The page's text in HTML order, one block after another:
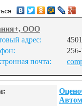
ООО
адрес:
почта: